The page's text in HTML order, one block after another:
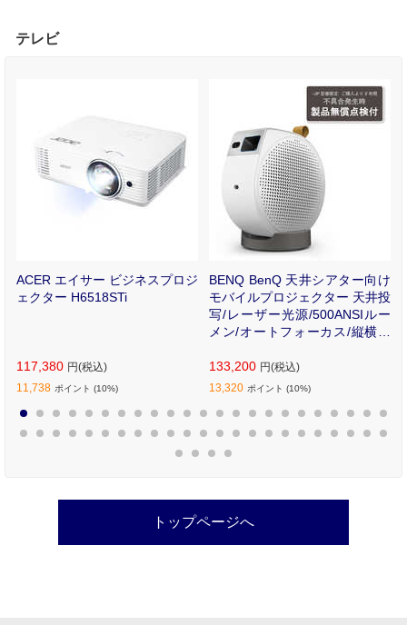
テレビ
ACER エイサー ビジネスプロジ
ェクター H6518STi
117,380 円(税込)
11,738 ポイント (10%)
BENQ BenQ 天井シアター向け
モバイルプロジェクター 天井投
写/レーザー光源/500ANSIルー
メン/オートフォーカス/縦横回
P
133,200 円(税込)
13,320 ポイント (10%)
10 11 12 13 14 15 16 17 18 19 20 21 22
24
25 26 27 28 29 30 31 32 33 34 35 36 37 38 39 40 41 42 43 44 45
47
48 49
トップページへ